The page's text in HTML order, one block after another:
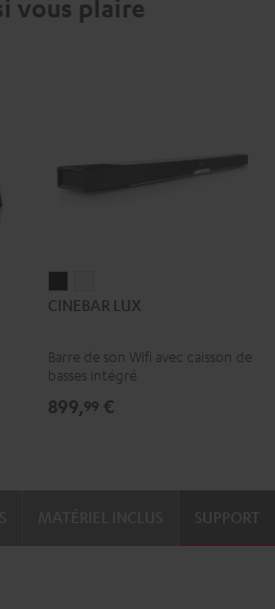
vous plaire
LUXLUX
CINEBAR LUX
Barre de son Wifi avec caisson de
basses intégré
899,99 €
SUPPORT